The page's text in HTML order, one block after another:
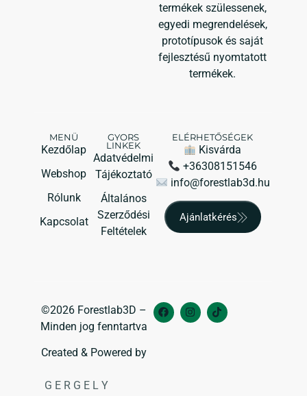
termékek szülessenek,
egyedi megrendelések,
prototípusok és saját
fejlesztésű nyomtatott
termékek.
MENÜ
Kezdőlap
Webshop
Rólunk
Kapcsolat
GYORS
LINKEK
Adatvédelmi
Tájékoztató
Általános
Szerződési
Feltételek
ELÉRHETŐSÉGEK
Kisvárda
+36308151546
info@forestlab3d.hu
Ajánlatkérés
©2026 Forestlab3D –
Minden jog fenntartva
Created & Powered by
G E R G E L Y